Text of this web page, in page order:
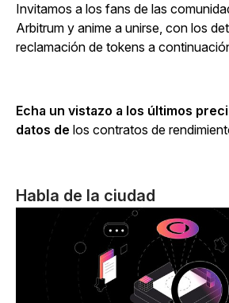
Invitamos a los fans de las
Arbitrum y anime a unirse, con los
reclamación de tokens a
Echa un vistazo a los últimos
datos de los contratos de
Habla de la ciudad